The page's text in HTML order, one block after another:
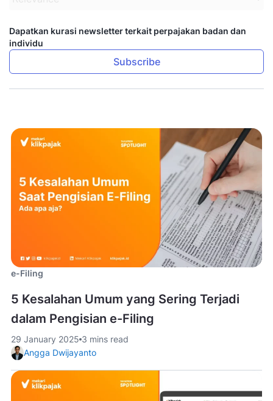
Dapatkan kurasi newsletter terkait perpajakan badan dan
individu
Subscribe
e-Filing
5 Kesalahan Umum yang Sering Terjadi
dalam Pengisian e-Filing
29 January 2025 3 mins read
Angga Dwijayanto